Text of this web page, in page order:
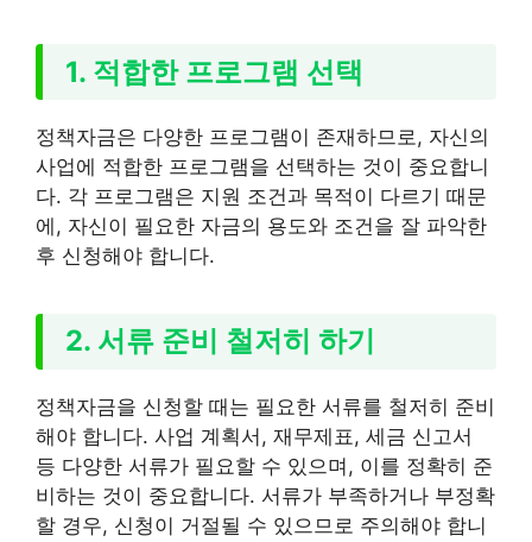
1. 적합한 프로그램 선택
정책자금은 다양한 프로그램이 존재하므로, 자신의
사업에 적합한 프로그램을 선택하는 것이 중요합니
다. 각 프로그램은 지원 조건과 목적이 다르기 때문
에, 자신이 필요한 자금의 용도와 조건을 잘 파악한
후 신청해야 합니다.
2. 서류 준비 철저히 하기
정책자금을 신청할 때는 필요한 서류를 철저히 준비
해야 합니다. 사업 계획서, 재무제표, 세금 신고서
등 다양한 서류가 필요할 수 있으며, 이를 정확히 준
비하는 것이 중요합니다. 서류가 부족하거나 부정확
할 경우, 신청이 거절될 수 있으므로 주의해야 합니